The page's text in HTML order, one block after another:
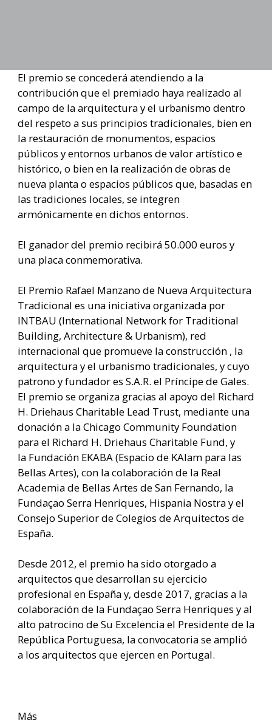
El premio se concederá atendiendo a la
contribución que el premiado haya realizado al
campo de la arquitectura y el urbanismo dentro
del respeto a sus principios tradicionales, bien en
la restauración de monumentos, espacios
públicos y entornos urbanos de valor artístico e
histórico, o bien en la realización de obras de
nueva planta o espacios públicos que, basadas en
las tradiciones locales, se integren
armónicamente en dichos entornos.
El ganador del premio recibirá 50.000 euros y
una placa conmemorativa.
El Premio Rafael Manzano de Nueva Arquitectura
Tradicional es una iniciativa organizada por
INTBAU (International Network for Traditional
Building, Architecture & Urbanism), red
internacional que promueve la construcción , la
arquitectura y el urbanismo tradicionales, y cuyo
patrono y fundador es S.A.R. el Príncipe de Gales.
El premio se organiza gracias al apoyo del Richard
H. Driehaus Charitable Lead Trust, mediante una
donación a la Chicago Community Foundation
para el Richard H. Driehaus Charitable Fund, y
la Fundación EKABA (Espacio de KAlam para las
Bellas Artes), con la colaboración de la Real
Academia de Bellas Artes de San Fernando, la
Fundaçao Serra Henriques, Hispania Nostra y el
Consejo Superior de Colegios de Arquitectos de
España.
Desde 2012, el premio ha sido otorgado a
arquitectos que desarrollan su ejercicio
profesional en España y, desde 2017, gracias a la
colaboración de la Fundaçao Serra Henriques y al
alto patrocino de Su Excelencia el Presidente de la
República Portuguesa, la convocatoria se amplió
a los arquitectos que ejercen en Portugal.
Más